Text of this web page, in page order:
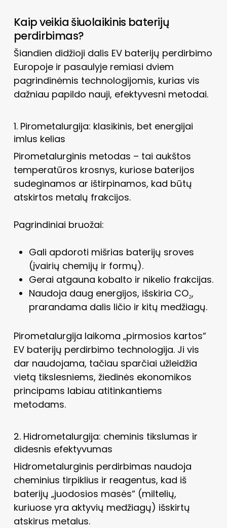
Kaip veikia šiuolaikinis baterijų
perdirbimas?
Šiandien didžioji dalis EV baterijų perdirbimo
Europoje ir pasaulyje remiasi dviem
pagrindinėmis technologijomis, kurias vis
dažniau papildo nauji, efektyvesni metodai.
1. Pirometalurgija: klasikinis, bet energijai
imlus kelias
Pirometalurginis metodas – tai aukštos
temperatūros krosnys, kuriose baterijos
sudeginamos ar ištirpinamos, kad būtų
atskirtos metalų frakcijos.
Pagrindiniai bruožai:
Gali apdoroti mišrias baterijų sroves
(įvairių chemijų ir formų).
Gerai atgauna kobalto ir nikelio frakcijas.
Naudoja daug energijos, išskiria CO₂,
prarandama dalis ličio ir kitų medžiagų.
Pirometalurgija laikoma „pirmosios kartos“
EV baterijų perdirbimo technologija. Ji vis
dar naudojama, tačiau sparčiai užleidžia
vietą tikslesniems, žiedinės ekonomikos
principams labiau atitinkantiems
metodams.
2. Hidrometalurgija: cheminis tikslumas ir
didesnis efektyvumas
Hidrometalurginis perdirbimas naudoja
cheminius tirpiklius ir reagentus, kad iš
baterijų „juodosios masės“ (miltelių,
kuriuose yra aktyvių medžiagų) išskirtų
atskirus metalus.